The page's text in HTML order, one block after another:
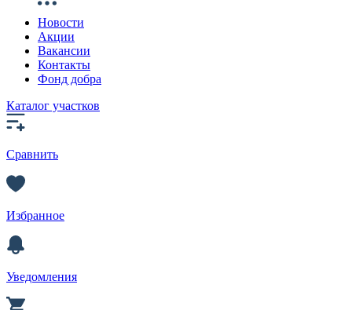
Новости
Акции
Вакансии
Контакты
Фонд добра
Каталог участков
Сравнить
Избранное
Уведомления